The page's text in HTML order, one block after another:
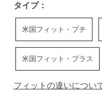
タイプ：
米国フィット・プチ
米国フィット・プラス
フィットの違いについ